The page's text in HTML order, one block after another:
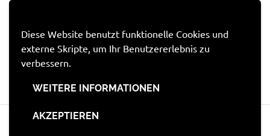
Diese Website benutzt funktionelle Cookies und
externe Skripte, um Ihr Benutzererlebnis zu
verbessern.
WEITERE INFORMATIONEN
AKZEPTIEREN
Impressum
Datenschutzerklärung
WordPress-Theme: Poseidon von ThemeZee.